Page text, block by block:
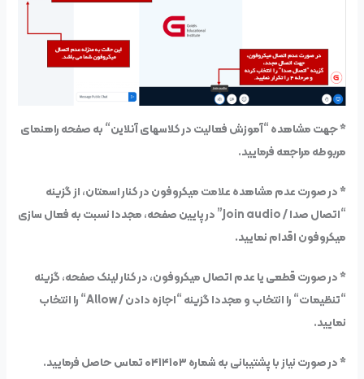
* جهت مشاهده“آموزش فعالیت در کلاسهای آنلاین“به صفحه راهنمای
مربوطه مراجعه فرمایید.
* در صورت عدم مشاهده علامت میکروفون در کنار اسمتان، از گزینه
“اتصال صدا /Join audio
”در پایین صفحه، مجددا نسبت به فعال سازی
میکروفون اقدام نمایید.
* در صورت قطعی یا عدم اتصال میکروفون، در کنار لینک صفحه، گزینه
“تنظیمات“را انتخاب و مجددا گزینه “اجازه دادن /Allow
“را انتخاب
نمایید.
* در صورت نیاز با پشتیبانی به شماره ۰۴۱۴۱۰۳ تماس حاصل فرمایید.